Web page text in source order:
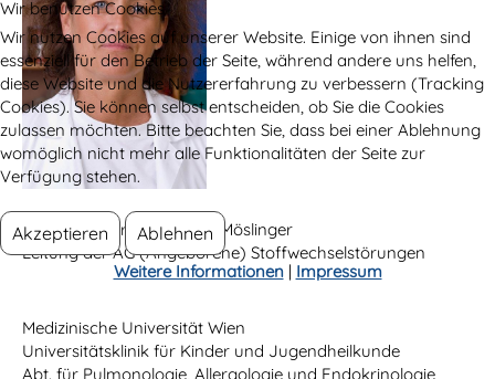
Ass.-Prof. Dr.
Dorothea Möslinger
Leitung der AG (Angeborene) Stoffwechselstörungen
Medizinische Universität Wien
Universitätsklinik für Kinder und Jugendheilkunde
Abt. für Pulmonologie, Allergologie und Endokrinologie
Wir benutzen Cookies
Wir nutzen Cookies auf unserer Website. Einige von ihnen sind
essenziell für den Betrieb der Seite, während andere uns helfen,
diese Website und die Nutzererfahrung zu verbessern (Tracking
Cookies). Sie können selbst entscheiden, ob Sie die Cookies
zulassen möchten. Bitte beachten Sie, dass bei einer Ablehnung
womöglich nicht mehr alle Funktionalitäten der Seite zur
Verfügung stehen.
Akzeptieren Ablehnen
Weitere Informationen| Impressum